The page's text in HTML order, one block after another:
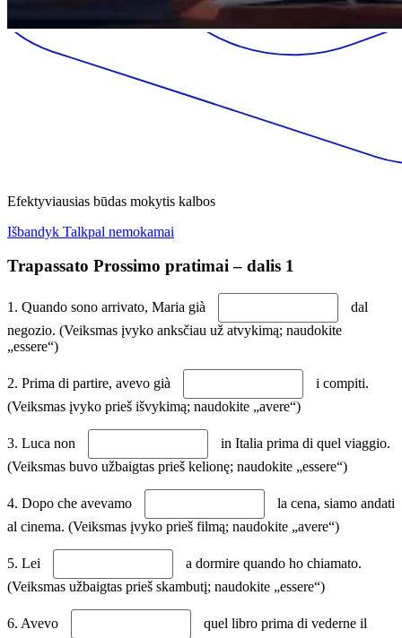
Efektyviausias būdas mokytis kalbos
Išbandyk Talkpal nemokamai
Trapassato Prossimo pratimai – dalis 1
1. Quando sono arrivato, Maria già
dal
negozio. (Veiksmas įvyko anksčiau už atvykimą; naudokite
„essere“)
2. Prima di partire, avevo già
i compiti.
(Veiksmas įvyko prieš išvykimą; naudokite „avere“)
3. Luca non
in Italia prima di quel viaggio.
(Veiksmas buvo užbaigtas prieš kelionę; naudokite „essere“)
4. Dopo che avevamo
la cena, siamo andati
al cinema. (Veiksmas įvyko prieš filmą; naudokite „avere“)
5. Lei
a dormire quando ho chiamato.
(Veiksmas užbaigtas prieš skambutį; naudokite „essere“)
6. Avevo
quel libro prima di vederne il